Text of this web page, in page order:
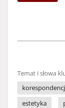
Temat i słowa
estetyka